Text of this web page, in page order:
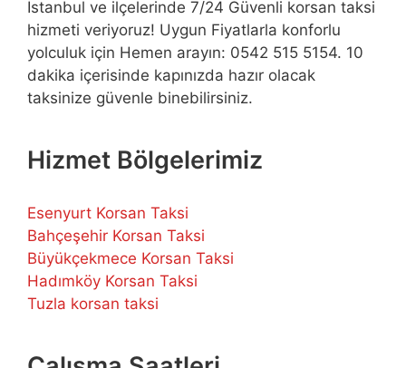
İstanbul ve ilçelerinde 7/24 Güvenli korsan taksi
hizmeti veriyoruz! Uygun Fiyatlarla konforlu
yolculuk için Hemen arayın: 0542 515 5154. 10
dakika içerisinde kapınızda hazır olacak
taksinize güvenle binebilirsiniz.
Hizmet Bölgelerimiz
Esenyurt Korsan Taksi
Bahçeşehir Korsan Taksi
Büyükçekmece Korsan Taksi
Hadımköy Korsan Taksi
Tuzla korsan taksi